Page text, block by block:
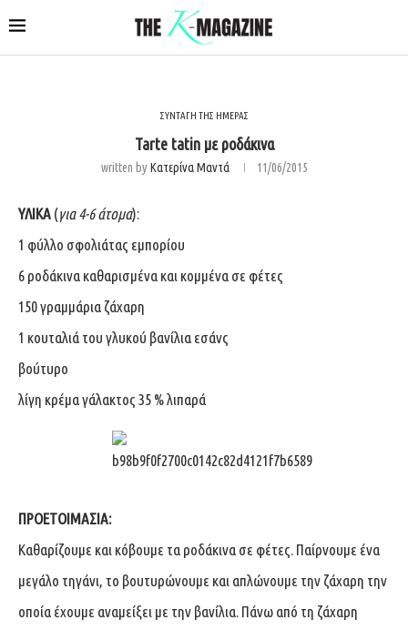
ΣΥΝΤΑΓΗ ΤΗΣ ΗΜΕΡΑΣ
Tarte tatin με ροδάκινα
written byΚατερίνα Μαντά 11/06/2015
ΥΛΙΚΑ (για 4-6 άτομα):
1 φύλλο σφολιάτας εμπορίου
6 ροδάκινα καθαρισμένα και κομμένα σε φέτες
150 γραμμάρια ζάχαρη
1 κουταλιά του γλυκού βανίλια εσάνς
βούτυρο
λίγη κρέμα γάλακτος 35 % λιπαρά
ΠΡΟΕΤΟΙΜΑΣΙΑ:
Καθαρίζουμε και κόβουμε τα ροδάκινα σε φέτες. Παίρνουμε ένα
μεγάλο τηγάνι, το βουτυρώνουμε και απλώνουμε την ζάχαρη την
οποία έχουμε αναμείξει με την βανίλια. Πάνω από τη ζάχαρη